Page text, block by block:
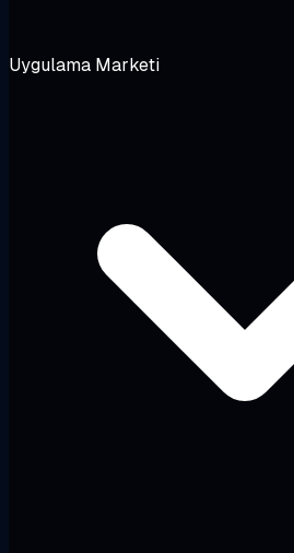
Uygulama Marketi